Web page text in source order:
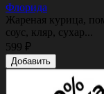
Флорида
Жареная курица,
соус, кляр, сухар...
599 ₽
Добавить